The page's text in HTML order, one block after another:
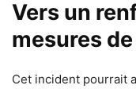
Vers un
mesures
Cet incident pourrait